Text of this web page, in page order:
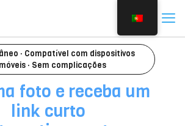
· Compatível com dispositivos
móveis · Sem complicações
foto e receba um
link curto